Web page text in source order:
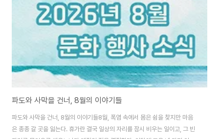
파도와 사막을 건너, 8월의 이야기들
파도와 사막을 건너, 8월의 이야기들8월, 폭염 속에서 몸은 쉼을 찾지만 마음
은 종종 갈 곳을 잃는다. 휴가란 결국 일상의 자리를 잠시 비우는 일이고, 그 빈